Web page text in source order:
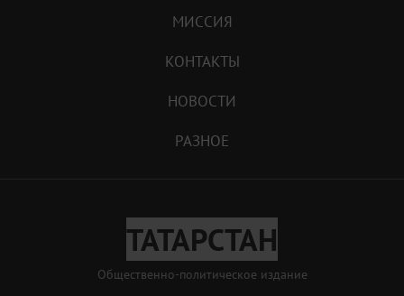
МИССИЯ
КОНТАКТЫ
НОВОСТИ
РАЗНОЕ
ТАТАРСТАН
Общественно-политическое издание